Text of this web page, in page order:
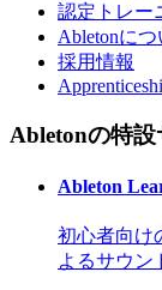
認定トレー
Abletonにつ
採用情報
Abletonの特設
Ableton
初心者向け
よるサウン